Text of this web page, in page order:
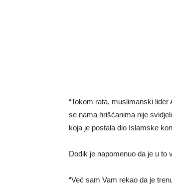
“Tokom rata, muslimanski
se nama hrišćanima nije
koja je postala dio Islamske
Dodik je napomenuo da je u to
“Već sam Vam rekao da je